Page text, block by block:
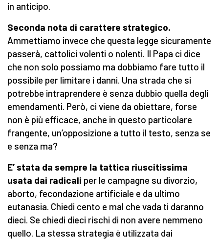
in anticipo.
Seconda nota di carattere strategico.
Ammettiamo invece che questa legge sicuramente
passerà, cattolici volenti o nolenti. Il Papa ci dice
che non solo possiamo ma dobbiamo fare tutto il
possibile per limitare i danni. Una strada che si
potrebbe intraprendere è senza dubbio quella degli
emendamenti. Però, ci viene da obiettare, forse
non è più efficace, anche in questo particolare
frangente, un’opposizione a tutto il testo, senza se
e senza ma?
E’ stata da sempre la tattica riuscitissima
usata dai radicali per le campagne su divorzio,
aborto, fecondazione artificiale e da ultimo
eutanasia. Chiedi cento e mal che vada ti daranno
dieci. Se chiedi dieci rischi di non avere nemmeno
quello. La stessa strategia è utilizzata dai